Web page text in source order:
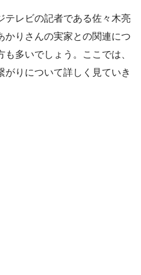
テレビの記者である佐々木亮
かりさんの実家との関連につ
多いでしょう。ここでは、
りについて詳しく見ていき